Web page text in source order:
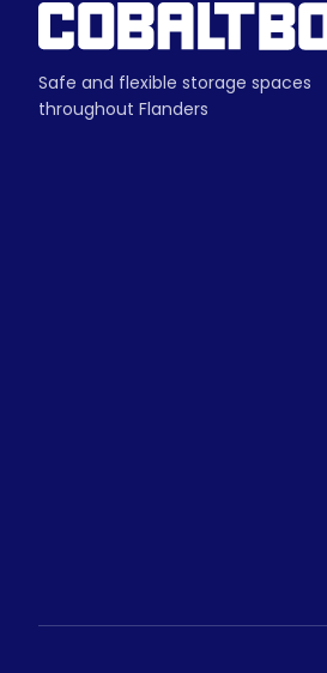
Safe and flexible storage spaces
throughout Flanders